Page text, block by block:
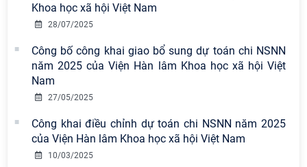
Khoa học xã hội Việt Nam
28/07/2025
Công bố công khai giao bổ sung dự toán chi NSNN
năm 2025 của Viện Hàn lâm Khoa học xã hội Việt
Nam
27/05/2025
Công khai điều chỉnh dự toán chi NSNN năm 2025
của Viện Hàn lâm Khoa học xã hội Việt Nam
10/03/2025